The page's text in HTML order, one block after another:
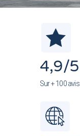
4,9/5
Sur + 100 avis